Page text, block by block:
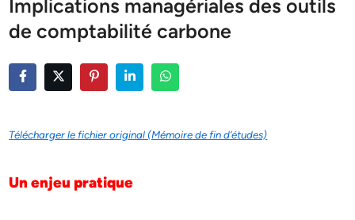
Implications managériales des outils
de comptabilité carbone
Télécharger le fichier original (Mémoire de fin d’études)
Un enjeu pratique